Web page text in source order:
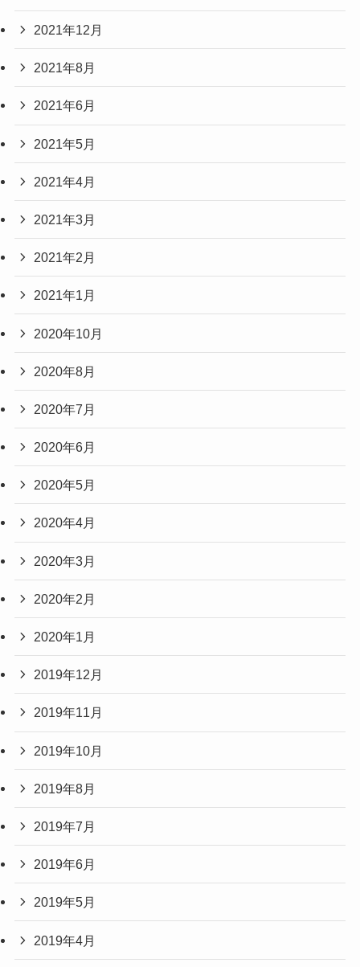
2021年12月
2021年8月
2021年6月
2021年5月
2021年4月
2021年3月
2021年2月
2021年1月
2020年10月
2020年8月
2020年7月
2020年6月
2020年5月
2020年4月
2020年3月
2020年2月
2020年1月
2019年12月
2019年11月
2019年10月
2019年8月
2019年7月
2019年6月
2019年5月
2019年4月